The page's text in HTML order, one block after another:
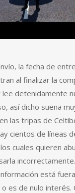
la fecha de
al finalizar la
lee detenidamente
así dicho suena
las tripas de
cientos de líneas
cuales quieren
está
es de nulo interés.